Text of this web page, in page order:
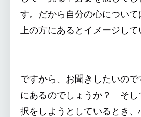
す。だから自分の心につい
上の方にあるとイメージして
ですから、お聞きしたいの
にあるのでしょうか？ そし
択をしようとしているとき